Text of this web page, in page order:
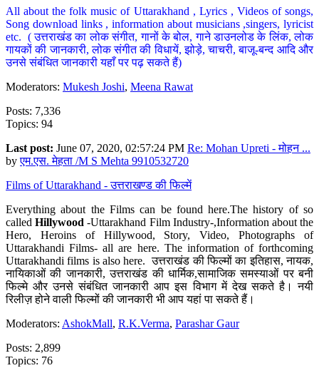
All about the folk music of Uttarakhand , Lyrics , Videos of songs,
Song download links , information about musicians ,singers, lyricist
etc. ( उत्तराखंड का लोक संगीत, गानों के बोल, गाने डाउनलोड के लिंक, लोक
गायकों की जानकारी, लोक संगीत की विधायें, झोड़े, चाचरी, बाजू-बन्द आदि और
उनसे संबंधित जानकारी यहाँ पर पढ़ सकते हैं)
Moderators: Mukesh Joshi, Meena Rawat
Posts: 7,336
Topics: 94
Last post: June 07, 2020, 02:57:24 PM Re: Mohan Upreti - मोहन ...
byएम.एस. मेहता /M S Mehta 9910532720
Films of Uttarakhand - उत्तराखण्ड की फिल्में
Everything about the Films can be found here.The history of so
calledHillywood-Uttarakhand Film Industry-,Information about the
Hero, Heroins of Hillywood, Story, Video, Photographs of
Uttarakhandi Films- all are here. The information of forthcoming
Uttarakhandi films is also here. उत्तराखंड की फिल्मों का इतिहास, नायक,
नायिकाओं की जानकारी, उत्तराखंड की धार्मिक,सामाजिक समस्याओं पर बनी
फिल्मे और उनसे संबंधित जानकारी आप इस विभाग में देख सकते है। नयी
रिलीज़ होने वाली फिल्मों की जानकारी भी आप यहां पा सकते हैं।
Moderators: AshokMall, R.K.Verma, Parashar Gaur
Posts: 2,899
Topics: 76